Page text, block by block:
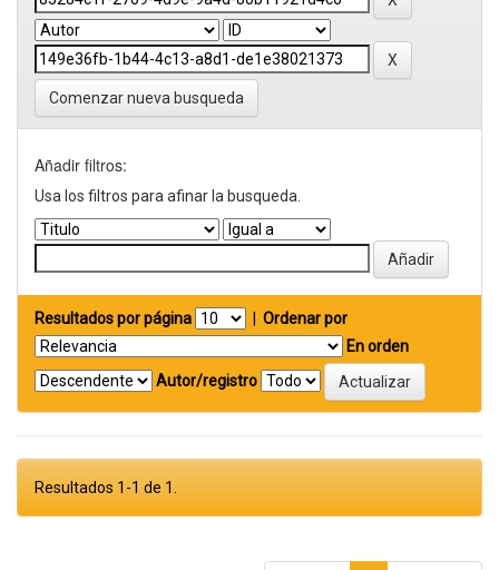
Comenzar nueva busqueda
Añadir filtros:
Usa los filtros para afinar la busqueda.
Resultados por página
Ordenar por
En orden
Autor/registro
Resultados 1-1 de 1.